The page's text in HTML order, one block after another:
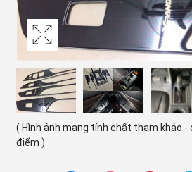
( Hình ảnh mang tính chất tham khảo
điểm )